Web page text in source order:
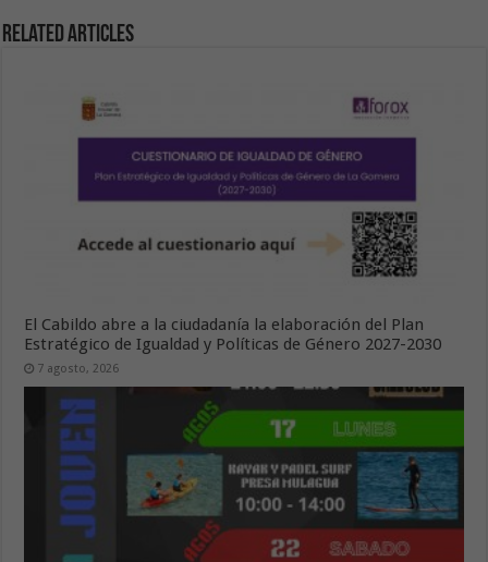
Related Articles
El Cabildo abre a la ciudadanía la elaboración del Plan
Estratégico de Igualdad y Políticas de Género 2027-2030
7 agosto, 2026